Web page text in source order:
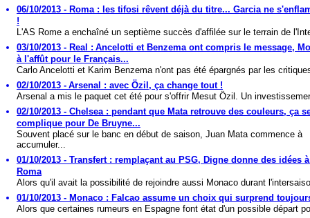
06/10/2013 - Roma : les tifosi rêvent déjà du titre... Garcia ne
!
L'AS Rome a enchaîné un septième succès d'affilée sur le terrain de
03/10/2013 - Real : Ancelotti et Benzema ont compris le message,
à l'affût pour le Français...
Carlo Ancelotti et Karim Benzema n'ont pas été épargnés par les
02/10/2013 - Arsenal : avec Özil, ça change tout !
Arsenal a mis le paquet cet été pour s'offrir Mesut Özil. Un
02/10/2013 - Chelsea : pendant que Mata retrouve des couleurs, ça
complique pour De Bruyne...
Souvent placé sur le banc en début de saison, Juan Mata commence à
accumuler...
01/10/2013 - Transfert : remplaçant au PSG, Digne donne des idées
Roma
Alors qu'il avait la possibilité de rejoindre aussi Monaco durant
01/10/2013 - Monaco : Falcao assume un choix qui surprend
Alors que certaines rumeurs en Espagne font état d'un possible départ